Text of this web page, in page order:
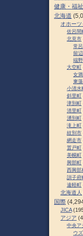
健康・福祉
北海道
オホーツ
佐呂間
北見市
常呂
留
端野
大空町
女
東
小清水
斜里町
津別町
清里町
湧別町
滝上町
紋別市
網走市
置戸町
美幌町
興部町
西興部
訓子府
遠軽町
北海道人
国際
JICA
アジア
中央ア
ウ